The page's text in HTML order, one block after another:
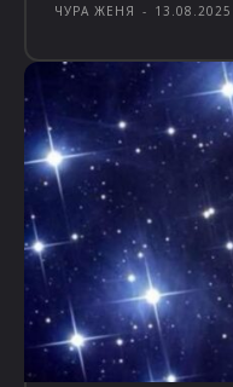
ЧУРА ЖЕНЯ - 13.08.2025